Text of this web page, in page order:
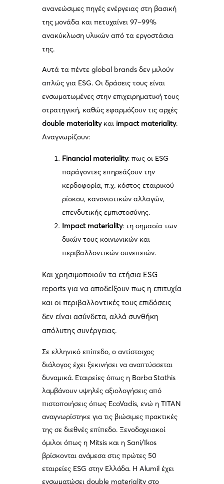
ανανεώσιμες πηγές ενέργειας στη βασική
της μονάδα και πετυχαίνει 97–99%
ανακύκλωση υλικών από τα εργοστάσια
της.
Αυτά τα πέντε global brands δεν μιλούν
απλώς για ESG. Οι δράσεις τους είναι
ενσωματωμένες στην επιχειρηματική τους
στρατηγική, καθώς εφαρμόζουν τις αρχές
double materialityκαι impact materiality.
Αναγνωρίζουν:
Financial materiality: πως οι ESG
παράγοντες επηρεάζουν την
κερδοφορία, π.χ. κόστος εταιρικού
ρίσκου, κανονιστικών αλλαγών,
επενδυτικής εμπιστοσύνης.
Impact materiality: τη σημασία των
δικών τους κοινωνικών και
περιβαλλοντικών συνεπειών.
Και χρησιμοποιούν τα ετήσια ESG
reports για να αποδείξουν πως η επιτυχία
και οι περιβαλλοντικές τους επιδόσεις
δεν είναι ασύνδετα, αλλά συνθήκη
απόλυτης συνέργειας.
Σε ελληνικό επίπεδο, ο αντίστοιχος
διάλογος έχει ξεκινήσει να αναπτύσσεται
δυναμικά. Εταιρείες όπως η Barba Stathis
λαμβάνουν υψηλές αξιολογήσεις από
πιστοποιήσεις όπως EcoVadis, ενώ η ΤΙΤΑΝ
αναγνωρίστηκε για τις βιώσιμες πρακτικές
της σε διεθνές επίπεδο. Ξενοδοχειακοί
όμιλοι όπως η Mitsis και η Sani/Ikos
βρίσκονται ανάμεσα στις πρώτες 50
εταιρείες ESG στην Ελλάδα. Η Alumil έχει
ενσωματώσει double materiality στο